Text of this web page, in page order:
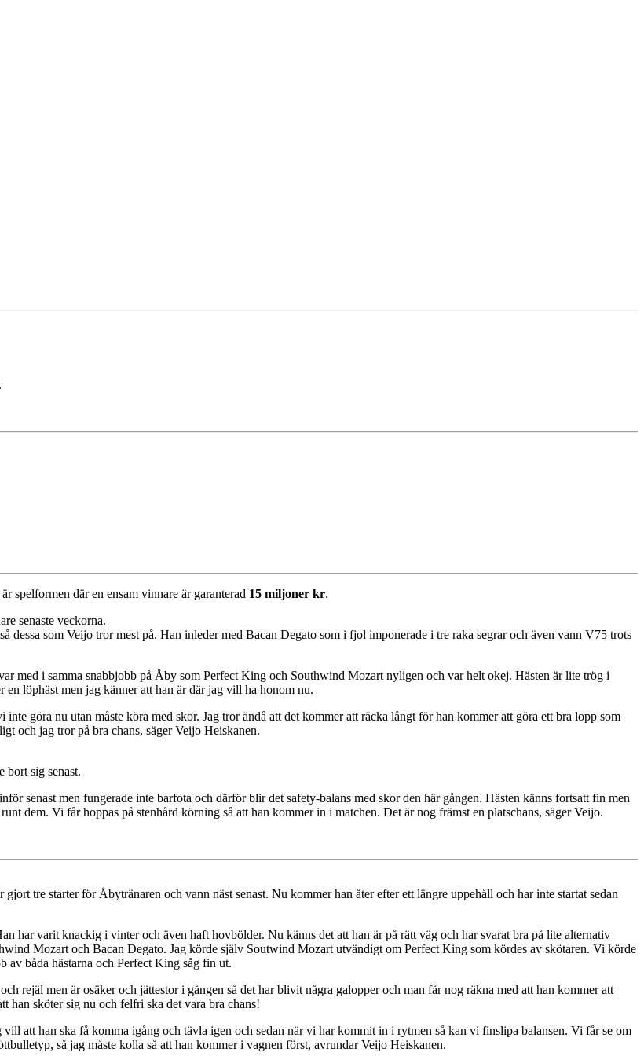
spelformen där en ensam vinnare är garanterad 15 miljoner kr.
senaste veckorna.
dessa som Veijo tror mest på. Han inleder med Bacan Degato som i fjol imponerade i tre raka segrar och även vann V75 trots
med i samma snabbjobb på Åby som Perfect King och Southwind Mozart nyligen och var helt okej. Hästen är lite trög i
löphäst men jag känner att han är där jag vill ha honom nu.
göra nu utan måste köra med skor. Jag tror ändå att det kommer att räcka långt för han kommer att göra ett bra lopp som
och jag tror på bra chans, säger Veijo Heiskanen.
bort sig senast.
senast men fungerade inte barfota och därför blir det safety-balans med skor den här gången. Hästen känns fortsatt fin men
dem. Vi får hoppas på stenhård körning så att han kommer in i matchen. Det är nog främst en platschans, säger Veijo.
tre starter för Åbytränaren och vann näst senast. Nu kommer han åter efter ett längre uppehåll och har inte startat sedan
har varit knackig i vinter och även haft hovbölder. Nu känns det att han är på rätt väg och har svarat bra på lite alternativ
Mozart och Bacan Degato. Jag körde själv Soutwind Mozart utvändigt om Perfect King som kördes av skötaren. Vi körde
av båda hästarna och Perfect King såg fin ut.
rejäl men är osäker och jättestor i gången så det har blivit några galopper och man får nog räkna med att han kommer att
han sköter sig nu och felfri ska det vara bra chans!
att han ska få komma igång och tävla igen och sedan när vi har kommit in i rytmen så kan vi finslipa balansen. Vi får se om
så jag måste kolla så att han kommer i vagnen först, avrundar Veijo Heiskanen.